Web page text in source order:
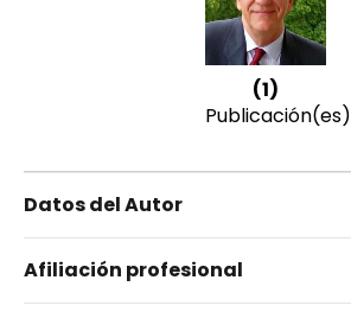
(1)
Publicación(es)
Datos del Autor
Pírez, Pedro
Afiliación profesional